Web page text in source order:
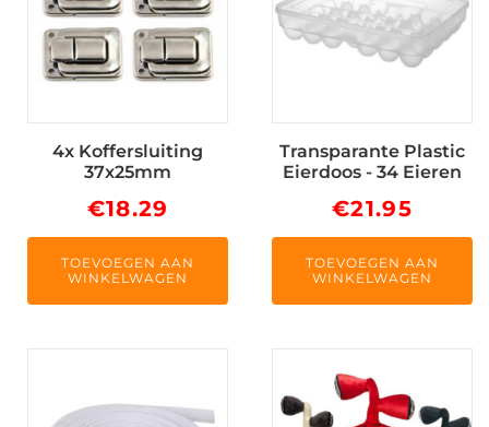
4x Koffersluiting
37x25mm
€18.29
TOEVOEGEN AAN
WINKELWAGEN
Transparante Plastic
Eierdoos - 34 Eieren
€21.95
TOEVOEGEN AAN
WINKELWAGEN
heeft
product
heeft